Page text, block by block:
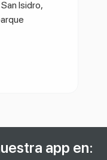
Isidro,
app en: